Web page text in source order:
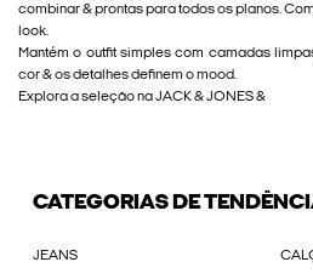
combinar & prontas para todos os planos.
look.
Mantém o outfit simples com camadas
cor & os detalhes definem o mood.
Explora a seleção na JACK & JONES &
CATEGORIAS DE
JEANS